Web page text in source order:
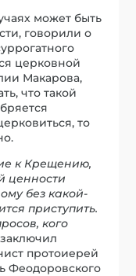
может быть
говорили о
церковной
Макарова,
что такой
то
к Крещению,
ценности
без какой-
приступить.
кого
протоиерей
Феодоровского